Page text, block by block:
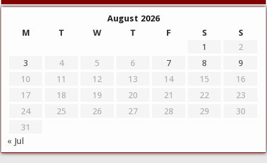
August 2026
M
T W T F S
S
1
2
3
4 5 6 7 8
9
10
11 12 13 14 15
16
17
18 19 20 21 22
23
24
25 26 27 28 29
30
31
« Jul